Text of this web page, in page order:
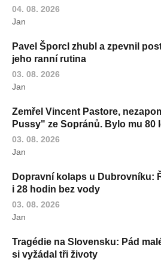
04. 08. 2026
Jan
Pavel Šporcl zhubl a zpevnil
jeho ranní rutina
03. 08. 2026
Jan
Zemřel Vincent Pastore,
Pussy" ze Sopránů. Bylo mu 80
03. 08. 2026
Jan
Dopravní kolaps u Dubrovníku:
i 28 hodin bez vody
03. 08. 2026
Jan
Tragédie na Slovensku: Pád
si vyžádal tři životy